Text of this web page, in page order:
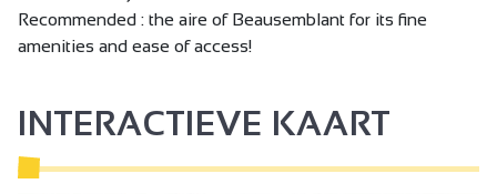
Recommended : the aire of Beausemblant for its fine
amenities and ease of access!
INTERACTIEVE KAART